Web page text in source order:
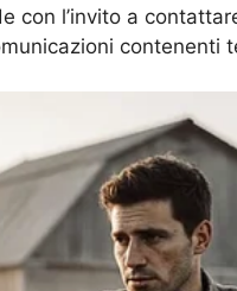
con l’invito a
contenenti